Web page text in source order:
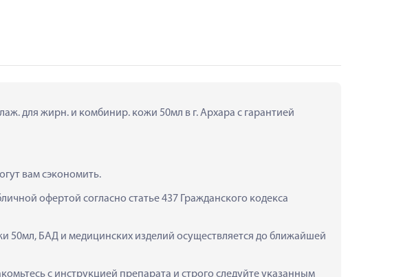
для жирн. и комбинир. кожи 50мл в г. Архара с гарантией
вам сэкономить.
офертой согласно статье 437 Гражданского кодекса
50мл, БАД и медицинских изделий осуществляется до ближайшей
с инструкцией препарата и строго следуйте указанным